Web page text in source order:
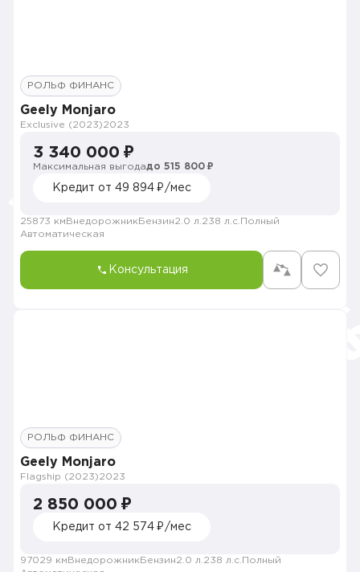
РОЛЬФ ФИНАНС
Geely Monjaro
Exclusive (2023)2023
3 340 000 ₽
Максимальная выгодадо 515 800 ₽
Кредит от 49 894 ₽/мес
25873 км Внедорожник Бензин2.0 л. 238 л.с. Полный
Автоматическая
Консультация
РОЛЬФ ФИНАНС
Geely Monjaro
Flagship (2023)2023
2 850 000 ₽
Кредит от 42 574 ₽/мес
97029 км Внедорожник Бензин2.0 л. 238 л.с. Полный